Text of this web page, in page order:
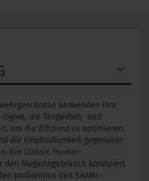
verwenden ihre
die Tangenten- und
um die Effizienz zu optimieren,
die Empfindlichkeit gegenüber
Die Classic Hunter-
den Magazingebrauch konzipiert
problemlos den SAAMI-